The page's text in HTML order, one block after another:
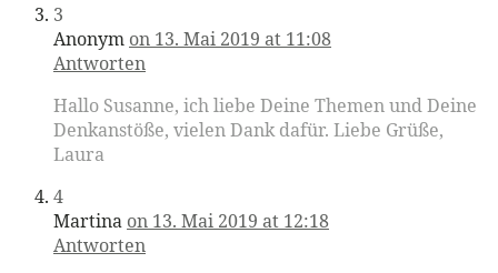
3
Anonym on 13. Mai 2019 at 11:08
Antworten
Hallo Susanne, ich liebe Deine Themen und Deine
Denkanstöße, vielen Dank dafür. Liebe Grüße,
Laura
4
Martina on 13. Mai 2019 at 12:18
Antworten